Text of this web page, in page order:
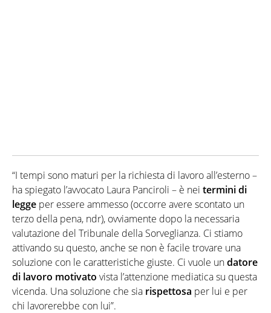
“I tempi sono maturi per la richiesta di lavoro all’esterno –
ha spiegato l’avvocato Laura Panciroli – è nei termini di
legge per essere ammesso (occorre avere scontato un
terzo della pena, ndr), ovviamente dopo la necessaria
valutazione del Tribunale della Sorveglianza. Ci stiamo
attivando su questo, anche se non è facile trovare una
soluzione con le caratteristiche giuste. Ci vuole undatore
di lavoro motivato vista l’attenzione mediatica su questa
vicenda. Una soluzione che sia rispettosa per lui e per
chi lavorerebbe con lui”.